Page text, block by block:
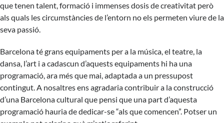
que tenen talent, formació i immenses dosis de creativitat però
als quals les circumstàncies de l’entorn no els permeten viure de la
seva passió.
Barcelona té grans equipaments per a la música, el teatre, la
dansa, l’art i a cadascun d’aquests equipaments hi ha una
programació, ara més que mai, adaptada a un pressupost
contingut. A nosaltres ens agradaria contribuir a la construcció
d’una Barcelona cultural que pensi que una part d’aquesta
programació hauria de dedicar-se “als que comencen”. Potser un